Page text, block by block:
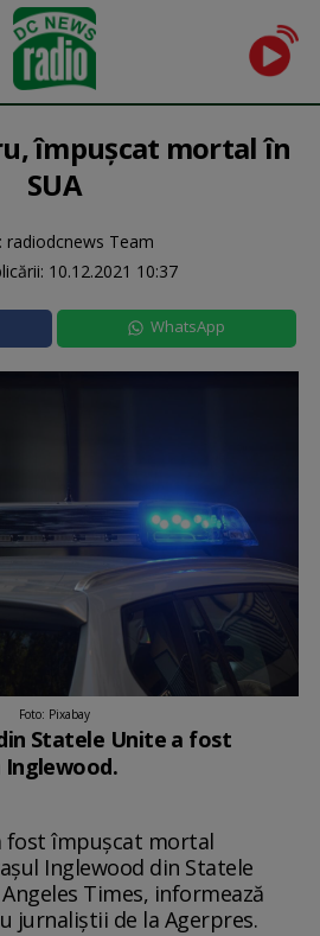
împușcat mortal în
SUA
radiodcnews Team
10.12.2021 10:37
WhatsApp
Foto: Pixabay
Statele Unite a fost
fost împuşcat mortal
Inglewood din Statele
Times, informează
jurnaliștii de la Agerpres.